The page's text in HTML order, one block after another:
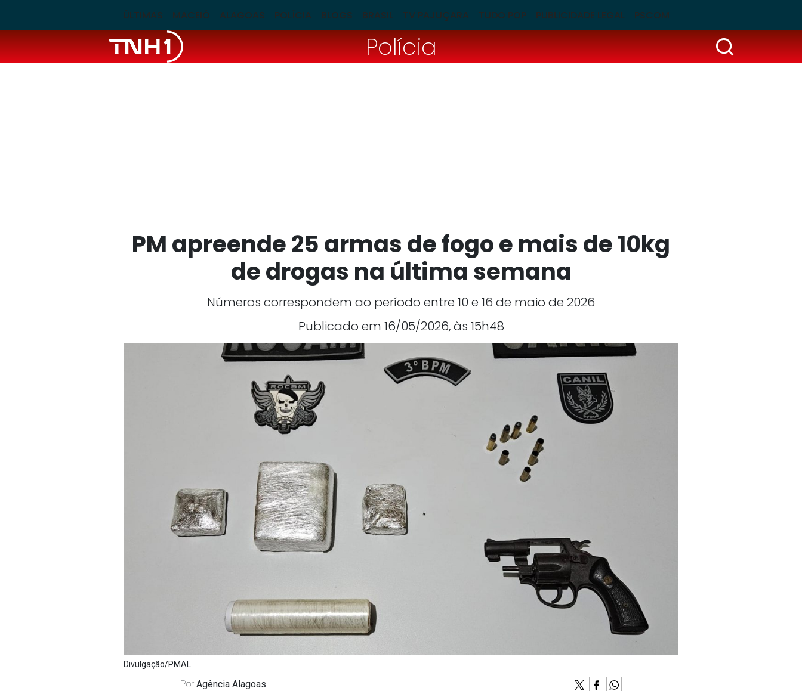
ÚLTIMAS MACEIÓ ALAGOAS POLÍCIA BLOGS BRASIL TV PAJUÇARA TUDO POP PUBLICIDADE LEGAL PSCOM
Polícia
PM apreende 25 armas de fogo e mais de 10kg
de drogas na última semana
Números correspondem ao período entre 10 e 16 de maio de 2026
Publicado em 16/05/2026, às 15h48
Divulgação/PMAL
Por Agência Alagoas